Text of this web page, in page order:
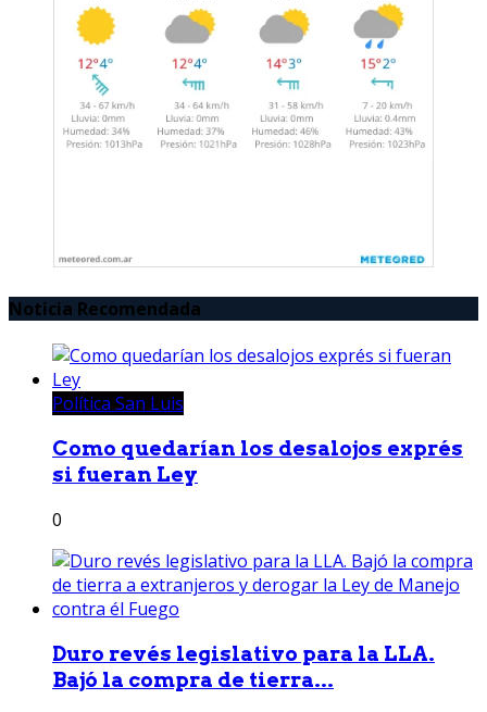
Noticia Recomendada
Política San Luis
Como quedarían los desalojos exprés
si fueran Ley
0
Duro revés legislativo para la LLA.
Bajó la compra de tierra...